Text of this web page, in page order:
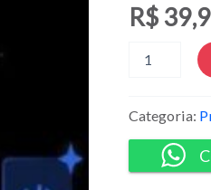
R$
Lab
-
Rocketseat
quantidade
Categoria: